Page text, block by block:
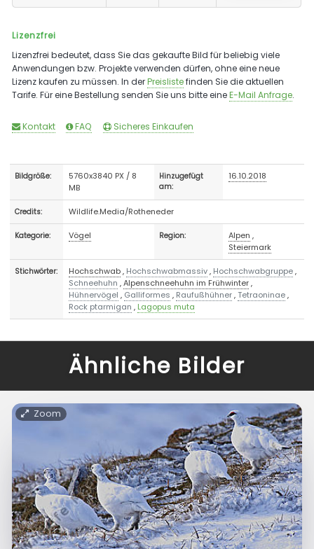
Lizenzfrei
Lizenzfrei bedeutet, dass Sie das gekaufte Bild für beliebig viele
Anwendungen bzw. Projekte verwenden dürfen, ohne eine neue
Lizenz kaufen zu müssen. In derPreislistefinden Sie die aktuellen
Tarife. Für eine Bestellung senden Sie uns bitte eineE-Mail Anfrage.
Kontakt FAQ Sicheres Einkaufen
Bildgröße:
5760x3840 PX / 8
MB
Hinzugefügt
am:
16.10.2018
Credits: Wildlife.Media/Rotheneder
Kategorie: Vögel Region: Alpen ,
Steiermark
Stichwörter: Hochschwab, Hochschwabmassiv, Hochschwabgruppe,
Schneehuhn ,Alpenschneehuhn im Frühwinter,
Hühnervögel , Galliformes , Raufußhühner,Tetraoninae,
Rock ptarmigan , Lagopus muta
Ähnliche Bilder
Zoom